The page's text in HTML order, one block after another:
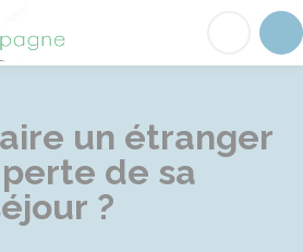
Angeac-Champagne
un étranger
de sa
?